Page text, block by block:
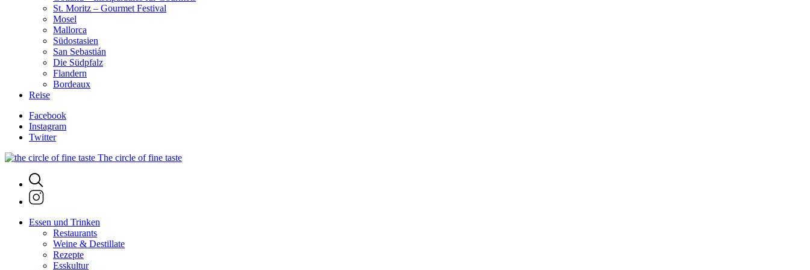
St. Moritz – Gourmet Festival
Mosel
Mallorca
Südostasien
San Sebastián
Die Südpfalz
Flandern
Bordeaux
Reise
Facebook
Instagram
Twitter
The circle of fine taste
Essen und Trinken
Restaurants
Weine & Destillate
Rezepte
Esskultur